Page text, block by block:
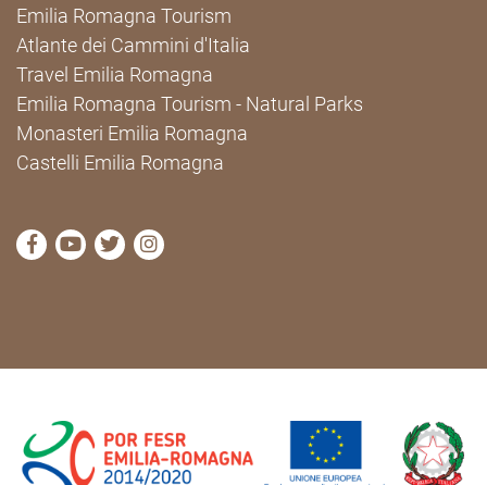
Emilia Romagna Tourism
Atlante dei Cammini d'Italia
Travel Emilia Romagna
Emilia Romagna Tourism - Natural Parks
Monasteri Emilia Romagna
Castelli Emilia Romagna
visit Cammini Emilia-Romagna Facebook profile
visit Cammini Emilia-Romagna YouTube profile
visit Cammini Emilia-Romagna Twitter
visit Cammini Emilia-Romagna